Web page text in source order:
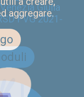
aggregare.
Giulia
FVG 2021-